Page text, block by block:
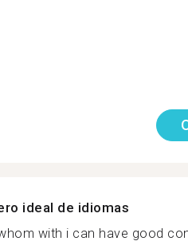
ideal de idiomas
with i can have good